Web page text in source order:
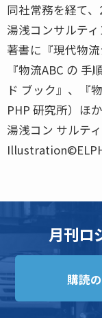
同社常務を経て、
湯浅コンサルティ
著書に『現代物
『物流ABC の
ド ブック』、『
PHP 研究所）ほか
湯浅コン サルテ
月刊ロ
購読